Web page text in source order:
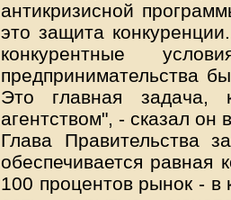
антикризисной
это защита
конкурентные
предпринимательства
Это главная
агентством", - сказал он
Глава Правительства
обеспечивается равная
100 процентов рынок - в